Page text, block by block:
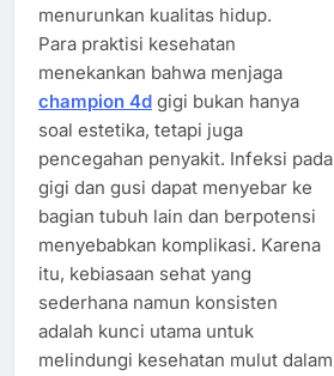
menurunkan kualitas hidup.
Para praktisi kesehatan
menekankan bahwa menjaga
champion 4d gigi bukan hanya
soal estetika, tetapi juga
pencegahan penyakit. Infeksi pada
gigi dan gusi dapat menyebar ke
bagian tubuh lain dan berpotensi
menyebabkan komplikasi. Karena
itu, kebiasaan sehat yang
sederhana namun konsisten
adalah kunci utama untuk
melindungi kesehatan mulut dalam